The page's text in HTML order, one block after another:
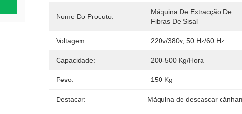
Nome Do Produto:
Máquina De Extracção De
Fibras De Sisal
Voltagem: 220v/380v, 50 Hz/60 Hz
Capacidade: 200-500 Kg/hora
Peso: 150 Kg
Destacar: Máquina de descascar